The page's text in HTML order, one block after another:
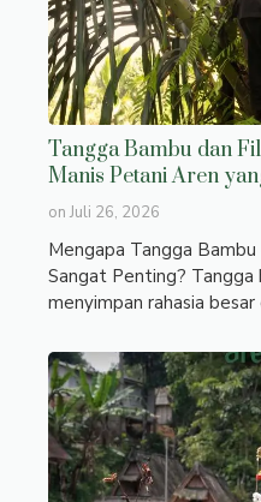
Tangga Bambu dan
Manis Petani Aren
on Juli 26, 2026
Mengapa Tangga
Sangat Penting?
menyimpan rahasia besar